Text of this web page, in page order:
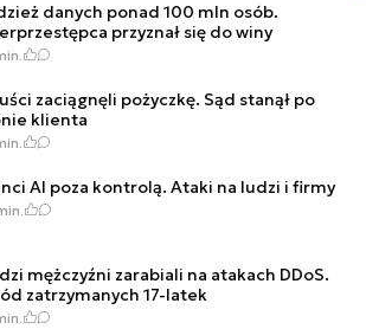
danych ponad 100 mln osób.
przyznał się do winy
zaciągnęli pożyczkę. Sąd stanął po
klienta
AI poza kontrolą. Ataki na ludzi i firmy
mężczyźni zarabiali na atakach DDoS.
zatrzymanych 17-latek